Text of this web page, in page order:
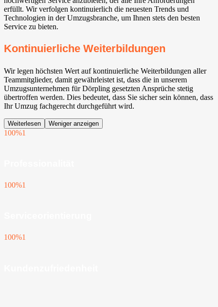
erfüllt. Wir verfolgen kontinuierlich die neuesten Trends und
Technologien in der Umzugsbranche, um Ihnen stets den besten
Service zu bieten.
Kontinuierliche Weiterbildungen
Wir legen höchsten Wert auf kontinuierliche Weiterbildungen aller
Teammitglieder, damit gewährleistet ist, dass die in unserem
Umzugsunternehmen für Dörpling gesetzten Ansprüche stetig
übertroffen werden. Dies bedeutet, dass Sie sicher sein können, dass
Ihr Umzug fachgerecht durchgeführt wird.
Weiterlesen Weniger anzeigen
100%1
100%1
100%1